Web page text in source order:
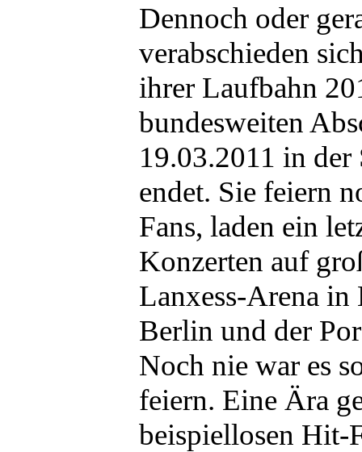
Dennoch oder
verabschieden
ihrer Laufbahn
bundesweiten
19.03.2011 in
endet. Sie feiern
Fans, laden ein
Konzerten auf
Lanxess-Arena
Berlin und der
Noch nie war es
feiern. Eine Ära
beispiellosen Hit-